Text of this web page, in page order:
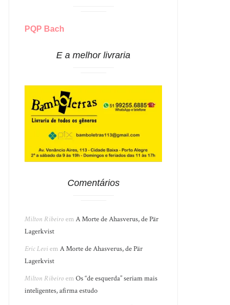
PQP Bach
E a melhor livraria
Comentários
Milton RibeiroemA Morte de Ahasverus, de Pär
Lagerkvist
Eric LeviemA Morte de Ahasverus, de Pär
Lagerkvist
Milton RibeiroemOs “de esquerda” seriam mais
inteligentes, afirma estudo